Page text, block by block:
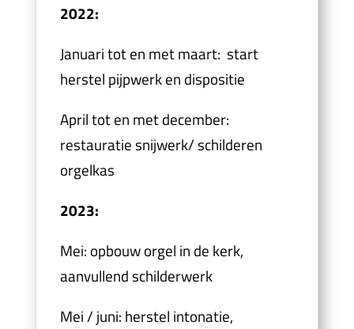
2022:
Januari tot en met maart: start
herstel pijpwerk en dispositie
April tot en met december:
restauratie snijwerk/ schilderen
orgelkas
2023:
Mei: opbouw orgel in de kerk,
aanvullend schilderwerk
Mei / juni: herstel intonatie,